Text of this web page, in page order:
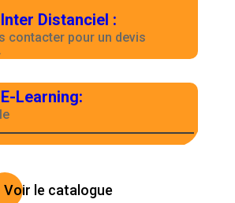
Distanciel :
contacter pour un devis
Learning:
Voir le catalogue